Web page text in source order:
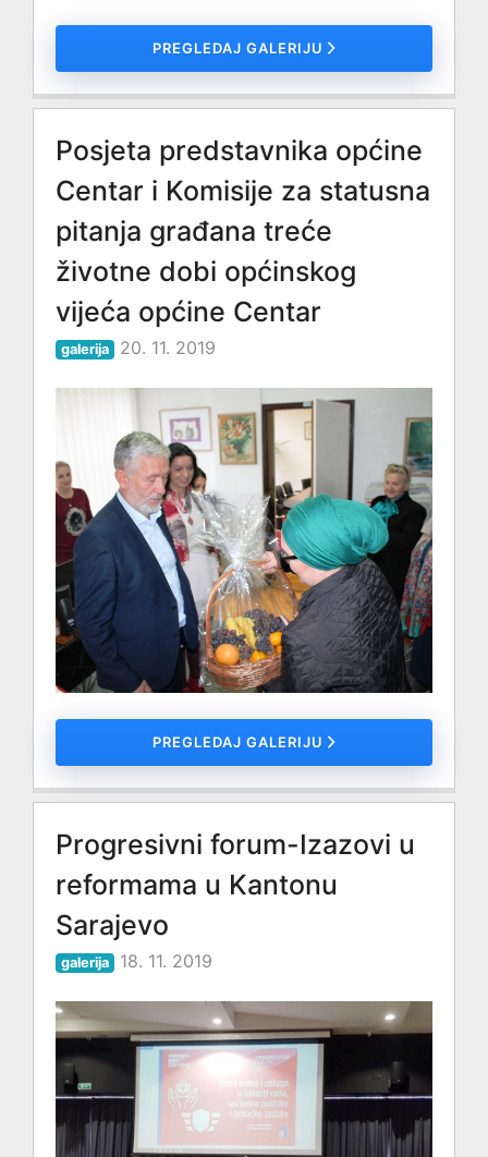
PREGLEDAJ GALERIJU
Posjeta predstavnika općine
Centar i Komisije za statusna
pitanja građana treće
životne dobi općinskog
vijeća općine Centar
galerija 20. 11. 2019
PREGLEDAJ GALERIJU
Progresivni forum-Izazovi u
reformama u Kantonu
Sarajevo
galerija 18. 11. 2019